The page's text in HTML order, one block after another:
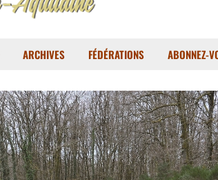
ARCHIVES FÉDÉRATIONS ABONNEZ-